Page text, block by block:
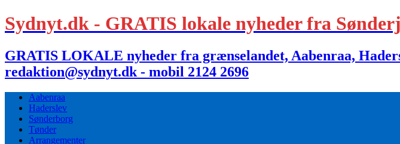
Sydnyt.dk - GRATIS lokale nyheder fra
GRATIS LOKALE nyheder fra grænselandet, Aabenraa,
redaktion@sydnyt.dk - mobil 2124 2696
Aabenraa
Haderslev
Sønderborg
Tønder
Arrangementer